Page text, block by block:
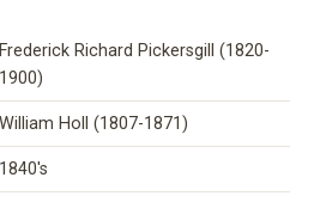
Frederick Richard Pickersgill (1820-
1900)
William Holl (1807-1871)
1840's